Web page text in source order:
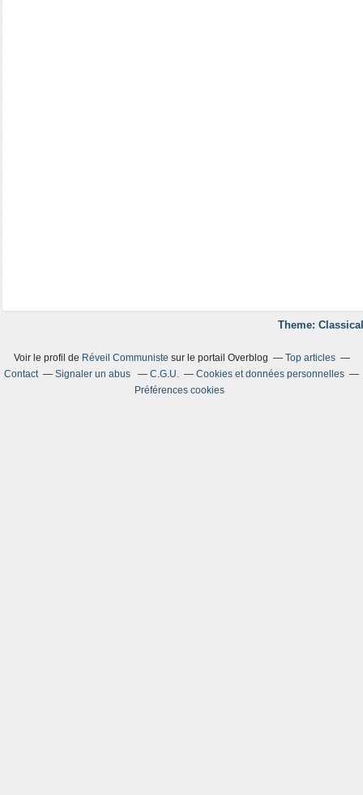
Theme:
Voir le profil de Réveil Communiste sur le portail Overblog
Top articles
Contact
Signaler un abus C.G.U.
Cookies et données personnelles
Préférences cookies